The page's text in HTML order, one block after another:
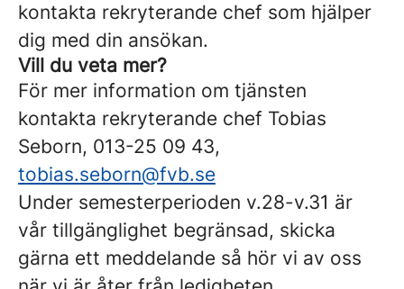
kontakta rekryterande chef som hjälper
dig med din ansökan.
Vill du veta mer?
För mer information om tjänsten
kontakta rekryterande chef Tobias
Seborn, 013-25 09 43,
tobias.seborn@fvb.se
Under semesterperioden v.28-v.31 är
vår tillgänglighet begränsad, skicka
gärna ett meddelande så hör vi av oss